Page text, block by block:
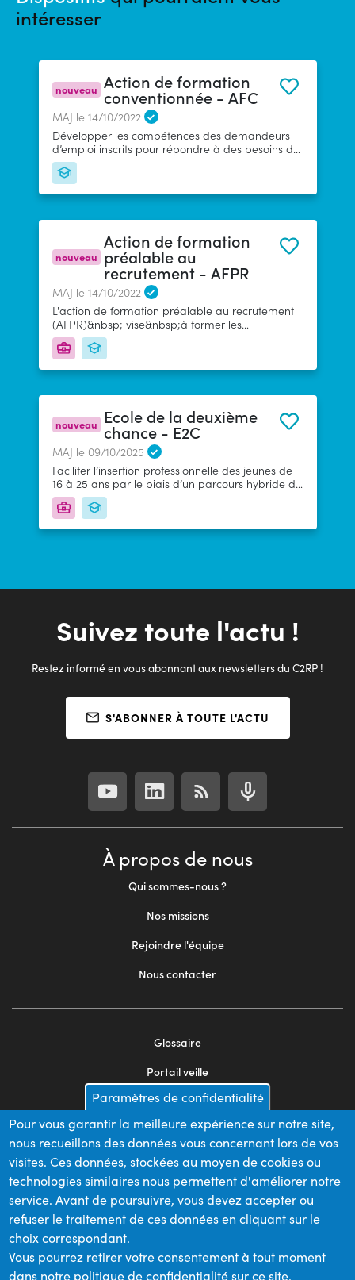
intéresser
nouveau Action de formation
conventionnée - AFC
MAJ le 14/10/2022
Développer les compétences des demandeurs
d’emploi inscrits pour répondre à des besoins de
qualification identifiés au niveau territorial ou
professionnel. Renforcer leurs capacités
professionnelles.
nouveau
Action de formation
préalable au
recrutement - AFPR
MAJ le 14/10/2022
L'action de formation préalable au recrutement
(AFPR)&nbsp; vise&nbsp;à former les
demandeurs d'emploi (DE)&nbsp; : avant un
recrutement afin d'acquérir les compétences
nécessaires pour occuper l'emploi proposé pour
une embauche en CDD de 6 mois à moins de 12
PPAE du DE .
nouveau Ecole de la deuxième
chance - E2C
MAJ le 09/10/2025
Faciliter l’insertion professionnelle des jeunes de
16 à 25 ans par le biais d’un parcours hybride de
4 à 18 mois mêlant formation, accompagnement
Suivez toute l'actu !
Restez informé en vous abonnant aux newsletters du C2RP !
S'ABONNER À TOUTE L'ACTU
À propos de nous
Qui sommes-nous ?
Nos missions
Rejoindre l'équipe
Nous contacter
2
Glossaire
Portail veille
Mentions légales
Appels d'offres
Plan du site
Nos financeurs
Paramètres de confidentialité
Pour vous garantir la meilleure expérience sur notre site,
nous recueillons des données vous concernant lors de vos
visites. Ces données, stockées au moyen de cookies ou
technologies similaires nous permettent d'améliorer notre
service. Avant de poursuivre, vous devez accepter ou
refuser le traitement de ces données en cliquant sur le
choix correspondant.
Vous pourrez retirer votre consentement à tout moment
dans notre politique de confidentialité sur ce site.